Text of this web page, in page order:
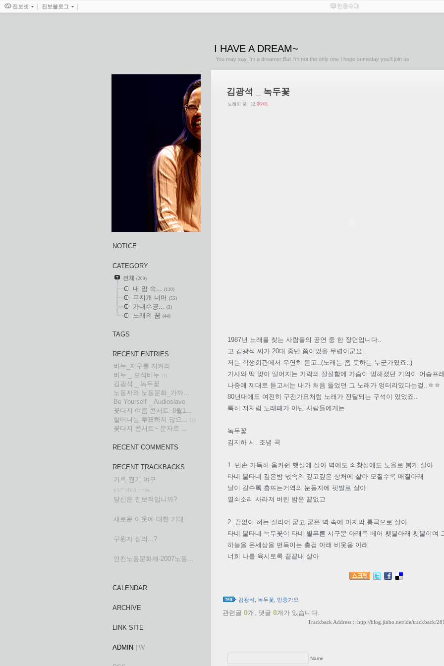
NOTICE
CATEGORY
전체 (209)
내 맘 속... (110)
무지개 너머 (55)
가내수공... (3)
노래의 꿈 (44)
TAGS
RECENT ENTRIES
비누_지구를 지켜라
비누 _ 보석비누 (1)
김광석 _ 녹두꽃
노동자와 노동문화_가까...
Be Yourself _ Audioslave
꽃다지 여름 콘서트_8월1...
할머니는 투표하지 않으... (2)
꽃다지 콘서트~ 문자로 ...
RECENT COMMENTS
RECENT TRACKBACKS
기록 경기 야구
y s l * ! d e a ----- w...
당신은 진보적입니까?
새로운 이웃에 대한 기대
구원자 심리...?
인천노동문화제-2007노동...
CALENDAR
ARCHIVE
LINK SITE
ADMIN W
I HAVE A DREAM~
You may say I'm a dreamer But I'm not the only one I hope someday you'll join us
김광석 _ 녹두꽃
노래의 꿈 12. 06/01
1987년 노래를 찾는 사람들의 공연 중 한 장면입니다..
고 김광석 씨가 20대 중반 쯤이었을 무렵이군요..
저는 학생회관에서 우연히 듣고..(노래는 좀 못하는 누군가였죠..)
가사와 딱 맞아 떨어지는 가락의 절절함에 가슴이 멍해졌던 기억이 어슴프
나중에 제대로 듣고서는 내가 처음 들었던 그 노래가 엉터리였다는걸..ㅎㅎ
80년대에도 여전히 구전가요처럼 노래가 전달되는 구석이 있었죠..
특히 저처럼 노래패가 아닌 사람들에게는
녹두꽃
김지하 시. 조념 곡
1. 빈손 가득히 움켜쥔 햇살에 살아 벽에도 쇠창살에도 노을로 붉게 살아
타네 불타네 깊은밤 넋속의 깊고깊은 상처에 살아 모질수록 매질아래
날이 갈수록 흡뜨는거역의 눈동자에 핏발로 살아
열쇠소리 사라져 버린 밤은 끝없고
2. 끝없이 혀는 잘리어 굳고 굳은 벽 속에 마지막 통곡으로 살아
타네 불타네 녹두꽃이 타네 별푸른 시구문 아래목 베어 횃불아래 횃불이여
하늘을 온세상을 번득이는 총검 아래 비웃음 아래
너희 나를 육시토록 끝끝내 살아
김광석 녹두꽃 민중가요
관련글 0개, 댓글 0개가 있습니다.
Trackback Address :: http://blog.jinbo.net/ide/trackback/
Name
진보넷 진보블로그